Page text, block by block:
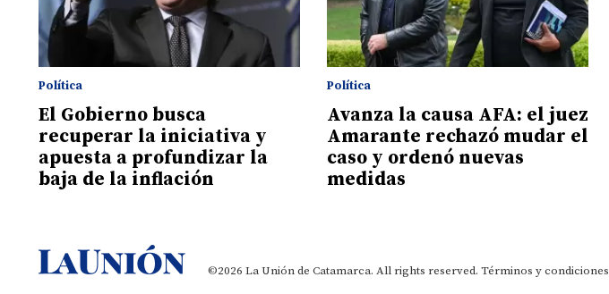
Política
El Gobierno busca
recuperar la iniciativa y
apuesta a profundizar la
baja de la inflación
Política
Avanza la causa AFA: el juez
Amarante rechazó mudar el
caso y ordenó nuevas
medidas
©2026 La Unión de Catamarca. All rights reserved. Términos y condiciones